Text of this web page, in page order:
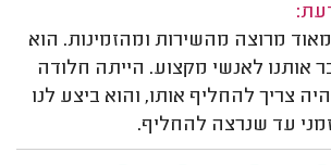
מאוד מרוצה מהשירות ומהזמינות. הוא
אותנו לאנשי מקצוע. הייתה חלודה
צריך להחליף אותו, והוא ביצע לנו
זמני עד שנרצה להחליף.